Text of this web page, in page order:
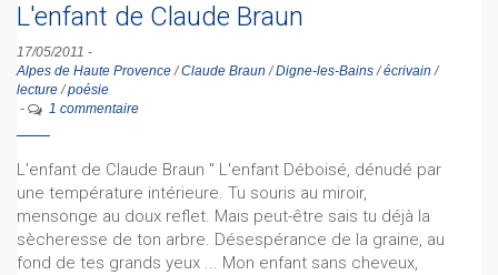
L'enfant de Claude Braun
17/05/2011 -
Alpes de Haute Provence/Claude Braun /Digne-les-Bains/écrivain /
lecture/poésie
-
1 commentaire
L'enfant de Claude Braun " L'enfant Déboisé, dénudé par
une température intérieure. Tu souris au miroir,
mensonge au doux reflet. Mais peut-être sais tu déjà la
sècheresse de ton arbre. Désespérance de la graine, au
fond de tes grands yeux ... Mon enfant sans cheveux,